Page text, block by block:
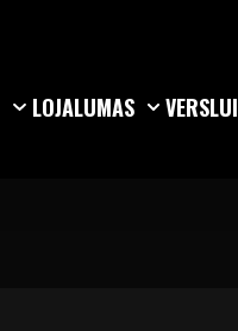
LOJALUMAS VERSLUI